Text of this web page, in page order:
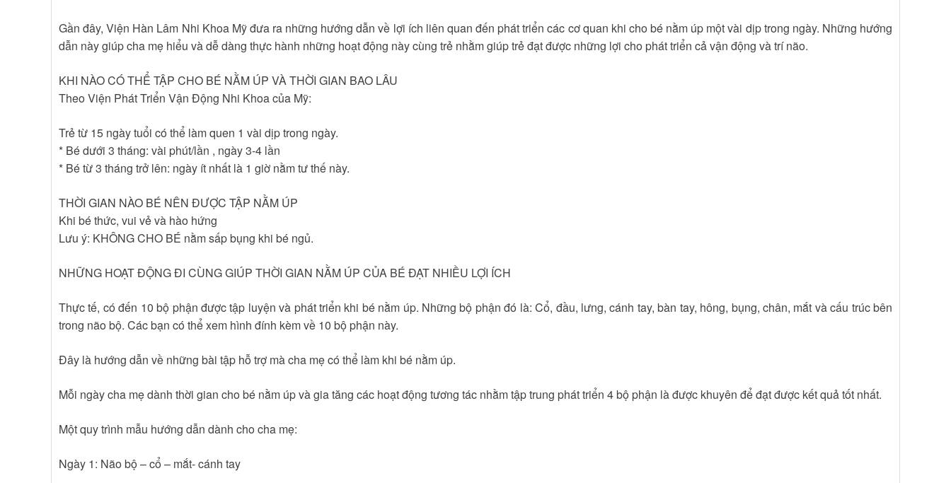
Gần đây, Viện Hàn Lâm Nhi Khoa Mỹ đưa ra những hướng dẫn về lợi ích liên quan đến phát triển các cơ quan khi cho bé nằm úp một vài dịp trong ngày. Những hướng
dẫn này giúp cha mẹ hiểu và dễ dàng thực hành những hoạt động này cùng trẻ nhằm giúp trẻ đạt được những lợi cho phát triển cả vận động và trí não.
KHI NÀO CÓ THỂ TẬP CHO BÉ NẰM ÚP VÀ THỜI GIAN BAO LÂU
Theo Viện Phát Triển Vận Động Nhi Khoa của Mỹ:
Trẻ từ 15 ngày tuổi có thể làm quen 1 vài dịp trong ngày.
* Bé dưới 3 tháng: vài phút/lần , ngày 3-4 lần
* Bé từ 3 tháng trở lên: ngày ít nhất là 1 giờ nằm tư thế này.
THỜI GIAN NÀO BÉ NÊN ĐƯỢC TẬP NẰM ÚP
Khi bé thức, vui vẻ và hào hứng
Lưu ý: KHÔNG CHO BÉ nằm sấp bụng khi bé ngủ.
NHỮNG HOẠT ĐỘNG ĐI CÙNG GIÚP THỜI GIAN NẰM ÚP CỦA BÉ ĐẠT NHIỀU LỢI ÍCH
Thực tế, có đến 10 bộ phận được tập luyện và phát triển khi bé nằm úp. Những bộ phận đó là: Cổ, đầu, lưng, cánh tay, bàn tay, hông, bụng, chân, mắt và cấu trúc bên
trong não bộ. Các bạn có thể xem hình đính kèm về 10 bộ phận này.
Đây là hướng dẫn về những bài tập hỗ trợ mà cha mẹ có thể làm khi bé nằm úp.
Mỗi ngày cha mẹ dành thời gian cho bé nằm úp và gia tăng các hoạt động tương tác nhằm tập trung phát triển 4 bộ phận là được khuyên để đạt được kết quả tốt nhất.
Một quy trình mẫu hướng dẫn dành cho cha mẹ:
Ngày 1: Não bộ – cổ – mắt- cánh tay